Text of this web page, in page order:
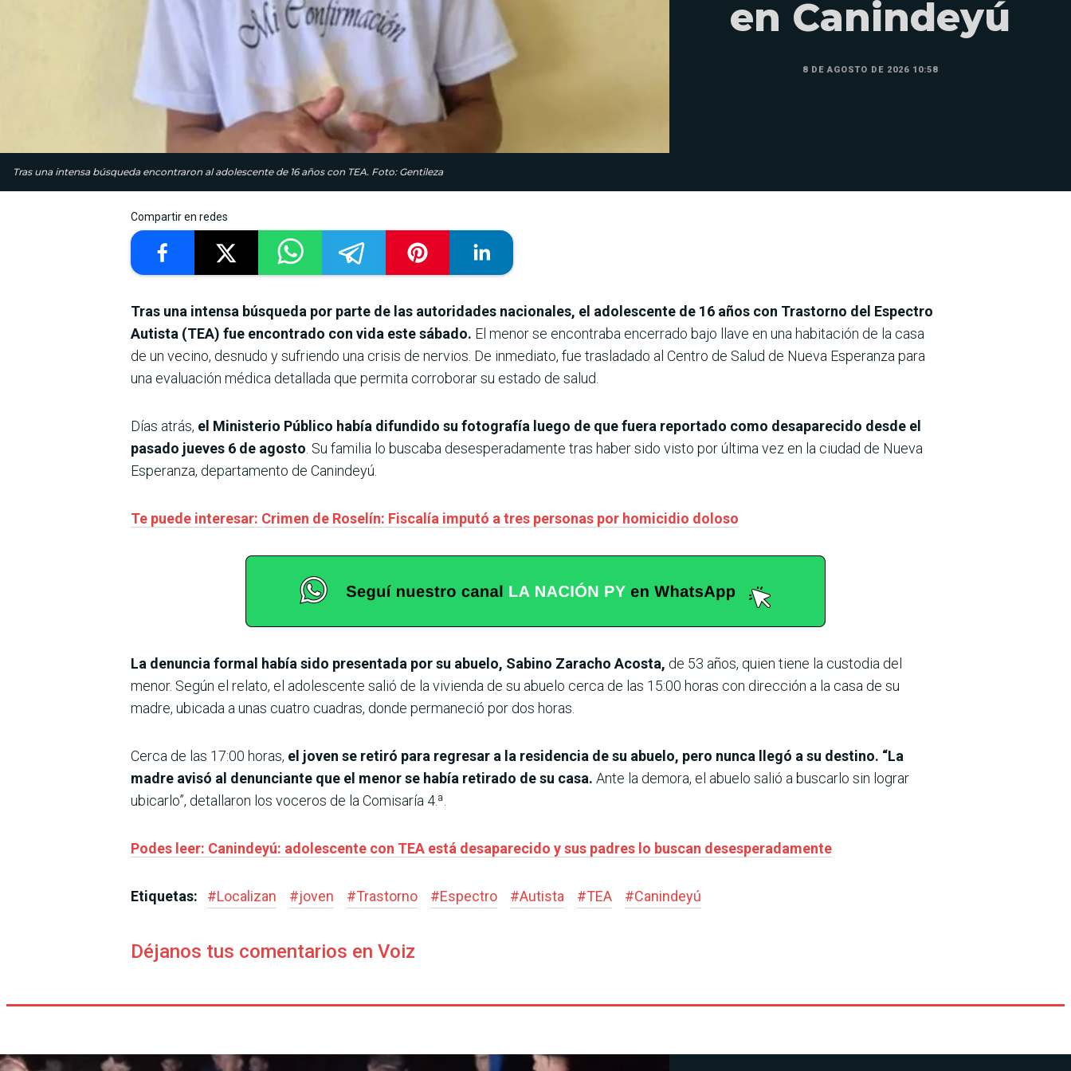
Tras una intensa búsqueda encontraron al adolescente de 16 años con TEA. Foto: Gentileza
en Canindeyú
8 DE AGOSTO DE 2026 10:58
Compartir en redes
Tras una intensa búsqueda por parte de las autoridades nacionales, el adolescente de 16 años con Trastorno del Espectro
Autista (TEA) fue encontrado con vida este sábado. El menor se encontraba encerrado bajo llave en una habitación de la casa
de un vecino, desnudo y sufriendo una crisis de nervios. De inmediato, fue trasladado al Centro de Salud de Nueva Esperanza para
una evaluación médica detallada que permita corroborar su estado de salud.
Días atrás, el Ministerio Público había difundido su fotografía luego de que fuera reportado como desaparecido desde el
pasado jueves 6 de agosto . Su familia lo buscaba desesperadamente tras haber sido visto por última vez en la ciudad de Nueva
Esperanza, departamento de Canindeyú.
Te puede interesar: Crimen de Roselín: Fiscalía imputó a tres personas por homicidio doloso
La denuncia formal había sido presentada por su abuelo, Sabino Zaracho Acosta, de 53 años, quien tiene la custodia del
menor. Según el relato, el adolescente salió de la vivienda de su abuelo cerca de las 15:00 horas con dirección a la casa de su
madre, ubicada a unas cuatro cuadras, donde permaneció por dos horas.
Cerca de las 17:00 horas, el joven se retiró para regresar a la residencia de su abuelo, pero nunca llegó a su destino. “La
madre avisó al denunciante que el menor se había retirado de su casa. Ante la demora, el abuelo salió a buscarlo sin lograr
ubicarlo”, detallaron los voceros de la Comisaría 4.ª.
Podes leer: Canindeyú: adolescente con TEA está desaparecido y sus padres lo buscan desesperadamente
Etiquetas: #Localizan #joven #Trastorno #Espectro #Autista #TEA #Canindeyú
Déjanos tus comentarios en Voiz